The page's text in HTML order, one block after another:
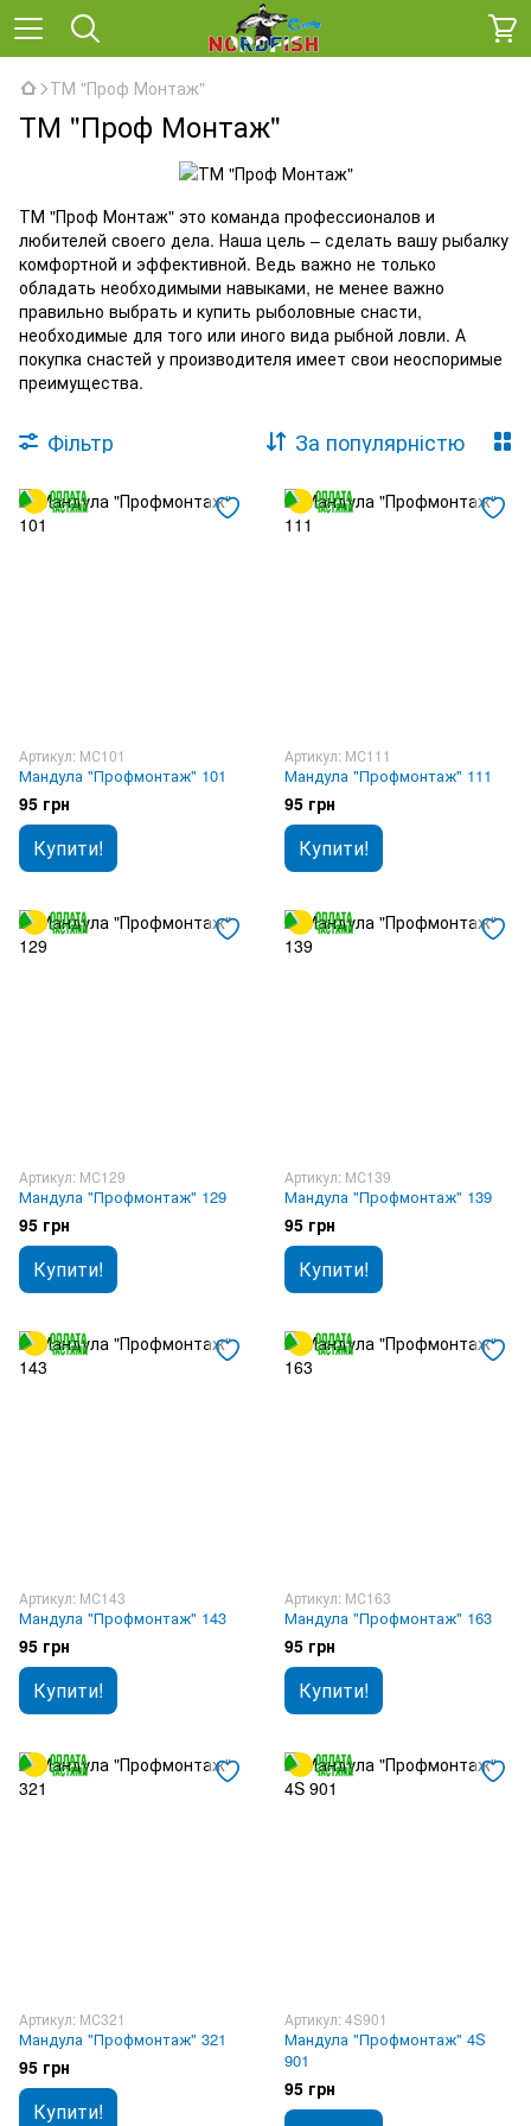
ТМ "Проф Монтаж"
ТМ "Проф Монтаж"
ТМ "Проф Монтаж" это команда профессионалов и
любителей своего дела. Наша цель – сделать вашу рыбалку
комфортной и эффективной. Ведь важно не только
обладать необходимыми навыками, не менее важно
правильно выбрать и купить рыболовные снасти,
необходимые для того или иного вида рыбной ловли. А
покупка снастей у производителя имеет свои неоспоримые
преимущества.
Фільтр За популярністю
Артикул: МС101
Мандула "Профмонтаж" 101
95 грн
Купити!
Артикул: МС111
Мандула "Профмонтаж" 111
95 грн
Купити!
Артикул: МС129
Мандула "Профмонтаж" 129
95 грн
Купити!
Артикул: МС139
Мандула "Профмонтаж" 139
95 грн
Купити!
Артикул: МС143
Мандула "Профмонтаж" 143
95 грн
Купити!
Артикул: МС163
Мандула "Профмонтаж" 163
95 грн
Купити!
Артикул: МС321
Мандула "Профмонтаж" 321
95 грн
Купити!
Артикул: 4S901
Мандула "Профмонтаж" 4S
901
95 грн